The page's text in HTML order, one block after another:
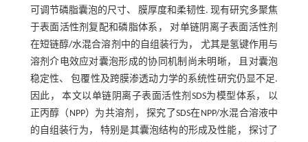
可调节磷脂囊泡的尺寸、 膜厚度和柔韧性. 现有研究多聚焦
于表面活性剂复配和磷脂体系， 对单链阴离子表面活性剂
在短链醇/水混合溶剂中的自组装行为， 尤其是氢键作用与
溶剂介电效应对囊泡形成的协同机制尚未明晰， 且对囊泡
稳定性、 包覆性及跨膜渗透动力学的系统性研究仍显不足.
因此， 本文以单链阴离子表面活性剂SDS为模型体系， 以
正丙醇（NPP）为共溶剂， 探究了SDS在NPP/水混合溶液中
的自组装行为， 特别是其囊泡结构的形成及性能， 探讨了